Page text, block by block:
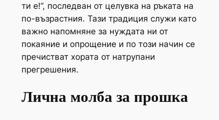
ти е!”, последван от целувка на ръката на
по-възрастния. Тази традиция служи като
важно напомняне за нуждата ни от
покаяние и опрощение и по този начин се
пречистват хората от натрупани
прегрешения.
Лична молба за прошка